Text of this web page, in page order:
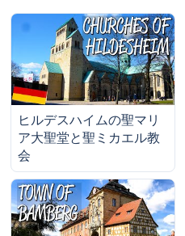
ヒルデスハイムの聖マリ
ア大聖堂と聖ミカエル教
会